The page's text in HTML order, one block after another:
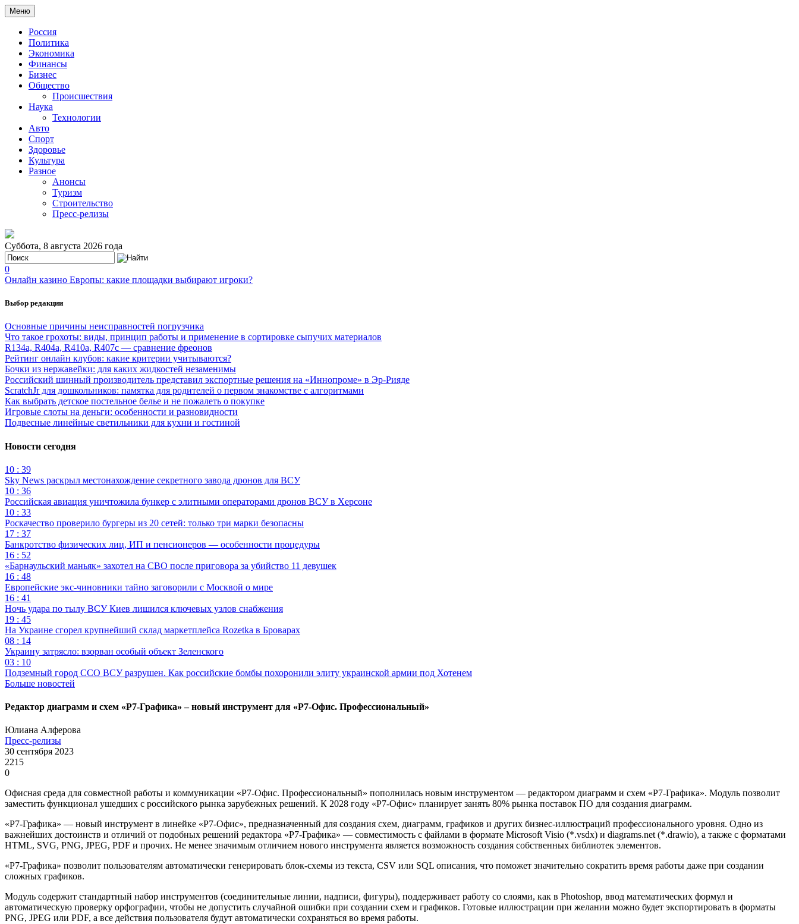
Меню
Россия
Политика
Экономика
Финансы
Бизнес
Общество
Происшествия
Наука
Технологии
Авто
Спорт
Здоровье
Культура
Разное
Анонсы
Туризм
Строительство
Пресс-релизы
Суббота, 8 августа 2026 года
0
Онлайн казино Европы: какие площадки выбирают игроки?
Выбор редакции
Основные причины неисправностей погрузчика
Что такое грохоты: виды, принцип работы и применение в сортировке сыпучих материалов
R134a, R404a, R410a, R407c — сравнение фреонов
Рейтинг онлайн клубов: какие критерии учитываются?
Бочки из нержавейки: для каких жидкостей незаменимы
Российский шинный производитель представил экспортные решения на «Иннопроме» в Эр-Рияде
ScratchJr для дошкольников: памятка для родителей о первом знакомстве с алгоритмами
Как выбрать детское постельное белье и не пожалеть о покупке
Игровые слоты на деньги: особенности и разновидности
Подвесные линейные светильники для кухни и гостиной
Новости сегодня
10 : 39
Sky News раскрыл местонахождение секретного завода дронов для ВСУ
10 : 36
Российская авиация уничтожила бункер с элитными операторами дронов ВСУ в Херсоне
10 : 33
Роскачество проверило бургеры из 20 сетей: только три марки безопасны
17 : 37
Банкротство физических лиц, ИП и пенсионеров — особенности процедуры
16 : 52
«Барнаульский маньяк» захотел на СВО после приговора за убийство 11 девушек
16 : 48
Европейские экс-чиновники тайно заговорили с Москвой о мире
16 : 41
Ночь удара по тылу ВСУ Киев лишился ключевых узлов снабжения
19 : 45
На Украине сгорел крупнейший склад маркетплейса Rozetka в Броварах
08 : 14
Украину затрясло: взорван особый объект Зеленского
03 : 10
Подземный город ССО ВСУ разрушен. Как российские бомбы похоронили элиту украинской армии под Хотенем
Больше новостей
Редактор диаграмм и схем «Р7-Графика» – новый инструмент для «Р7-Офис. Профессиональный»
Юлиана Алферова
Пресс-релизы
30 сентября 2023
2215
0
Офисная среда для совместной работы и коммуникации «Р7-Офис. Профессиональный» пополнилась новым инструментом — редактором диаграмм и схем «Р7-Графика». Модуль позволит
заместить функционал ушедших с российского рынка зарубежных решений. К 2028 году «Р7-Офис» планирует занять 80% рынка поставок ПО для создания диаграмм.
«Р7-Графика» — новый инструмент в линейке «Р7-Офис», предназначенный для создания схем, диаграмм, графиков и других бизнес-иллюстраций профессионального уровня. Одно из
важнейших достоинств и отличий от подобных решений редактора «Р7-Графика» — совместимость с файлами в формате Microsoft Visio (*.vsdx) и diagrams.net (*.drawio), а также с форматами
HTML, SVG, PNG, JPEG, PDF и прочих. Не менее значимым отличием нового инструмента является возможность создания собственных библиотек элементов.
«Р7-Графика» позволит пользователям автоматически генерировать блок-схемы из текста, CSV или SQL описания, что поможет значительно сократить время работы даже при создании
сложных графиков.
Модуль содержит стандартный набор инструментов (соединительные линии, надписи, фигуры), поддерживает работу со слоями, как в Photoshop, ввод математических формул и
автоматическую проверку орфографии, чтобы не допустить случайной ошибки при создании схем и графиков. Готовые иллюстрации при желании можно будет экспортировать в форматы
PNG, JPEG или PDF, а все действия пользователя будут автоматически сохраняться во время работы.